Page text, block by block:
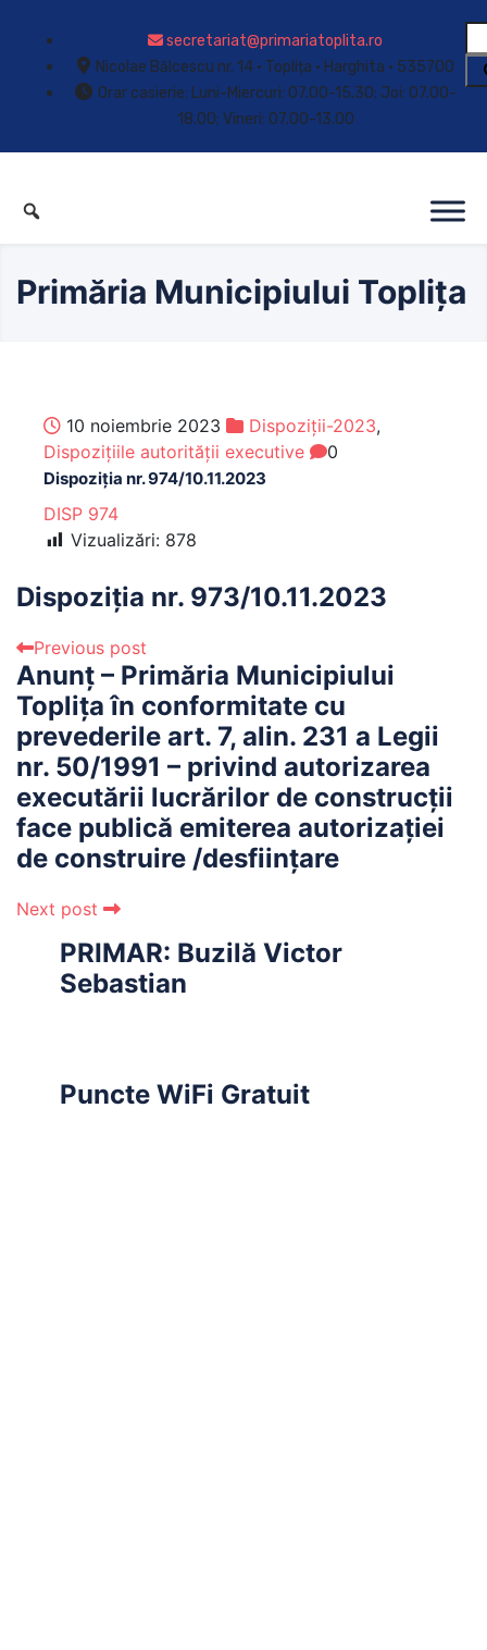
secretariat@primariatoplita.ro
Nicolae Bălcescu nr. 14 • Toplița • Harghita • 535700
Orar casierie: Luni-Miercuri: 07.00-15.30; Joi: 07.00-
18.00; Vineri: 07.00-13.00
Primăria Municipiului Toplița
10 noiembrie 2023 Dispoziții-2023,
Dispozițiile autorității executive
0
Dispoziția nr. 974/10.11.2023
DISP 974
Vizualizări: 878
Dispoziția nr. 973/10.11.2023
Previous post
Anunț – Primăria Municipiului
Toplița în conformitate cu
prevederile art. 7, alin. 231 a Legii
nr. 50/1991 – privind autorizarea
executării lucrărilor de construcţii
face publică emiterea autorizaţiei
de construire /desființare
Next post
PRIMAR: Buzilă Victor
Sebastian
Puncte WiFi Gratuit